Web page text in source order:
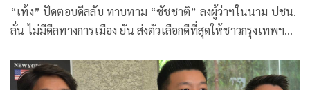
“เท้ง” ปัดตอบดีลลับ ทาบทาม “ชัชชาติ” ลงผู้ว่าฯในนาม ปชน.
ลั่น ไม่มีดีลทางการเมือง ยัน ส่งตัวเลือกดีที่สุดให้ชาวกรุงเทพฯ